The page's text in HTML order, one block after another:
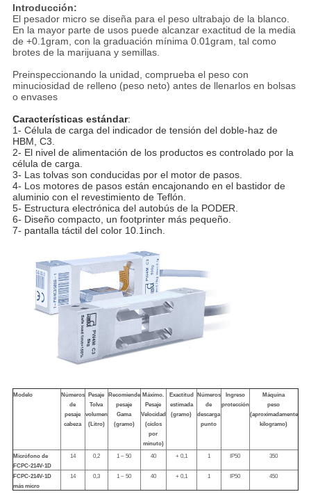
Introducción:
El pesador micro se diseña para el peso ultrabajo de la blanco.
En la mayor parte de usos puede alcanzar exactitud de la media
de +0.1gram, con la graduación mínima 0.01gram, tal como
brotes de la marijuana y semillas.
Preinspeccionando la unidad, comprueba el peso con
minuciosidad de relleno (peso neto) antes de llenarlos en bolsas
o envases
Características estándar:
1- Célula de carga del indicador de tensión del doble-haz de
HBM, C3.
2- El nivel de alimentación de los productos es controlado por la
célula de carga.
3- Las tolvas son conducidas por el motor de pasos.
4- Los motores de pasos están encajonando en el bastidor de
aluminio con el revestimiento de Teflón.
5- Estructura electrónica del autobús de la PODER.
6- Diseño compacto, un footprinter más pequeño.
7- pantalla táctil del color 10.1inch.
Modelo
Números
de
pesaje
cabeza
Pesaje
Tolva
volumen
(Litro)
Recomiende
pesaje
Gama
(gramo)
Máximo.
Pesaje
Velocidad
(ciclos
por
minuto)
Exactitud
estimada
(gramo)
Números
de
descarga
punto
Ingreso
protección
Máquina
peso
(aproximadamente
kilogramo)
Micrófono de
FCPC-214V-1D
14 0,2 1 ~ 50 40 + 0,1 1 IP50 350
FCPC-214V-1D
más micro
14 0,3 1 ~ 50 40 + 0,1 1 IP50 450